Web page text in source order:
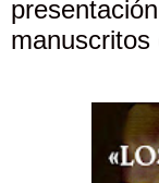
manuscritos